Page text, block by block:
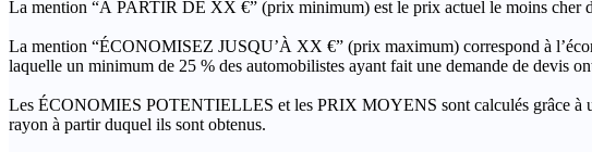
La mention “À PARTIR DE XX €” (prix minimum) est le prix actuel le moins cher
La mention “ÉCONOMISEZ JUSQU’À XX €” (prix maximum) correspond à
laquelle un minimum de 25 % des automobilistes ayant fait une demande de devis
Les ÉCONOMIES POTENTIELLES et les PRIX MOYENS sont calculés grâce à
rayon à partir duquel ils sont obtenus.